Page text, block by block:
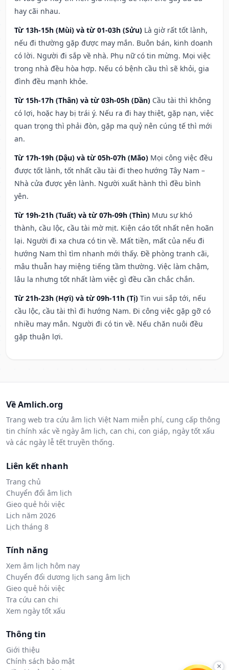
hay cãi nhau.
Từ 13h-15h (Mùi) và từ 01-03h (Sửu) Là giờ rất tốt lành,
nếu đi thường gặp được may mắn. Buôn bán, kinh doanh
có lời. Người đi sắp về nhà. Phụ nữ có tin mừng. Mọi việc
trong nhà đều hòa hợp. Nếu có bệnh cầu thì sẽ khỏi, gia
đình đều mạnh khỏe.
Từ 15h-17h (Thân) và từ 03h-05h (Dần) Cầu tài thì không
có lợi, hoặc hay bị trái ý. Nếu ra đi hay thiệt, gặp nạn, việc
quan trọng thì phải đòn, gặp ma quỷ nên cúng tế thì mới
an.
Từ 17h-19h (Dậu) và từ 05h-07h (Mão) Mọi công việc đều
được tốt lành, tốt nhất cầu tài đi theo hướng Tây Nam –
Nhà cửa được yên lành. Người xuất hành thì đều bình
yên.
Từ 19h-21h (Tuất) và từ 07h-09h (Thìn) Mưu sự khó
thành, cầu lộc, cầu tài mờ mịt. Kiện cáo tốt nhất nên hoãn
lại. Người đi xa chưa có tin về. Mất tiền, mất của nếu đi
hướng Nam thì tìm nhanh mới thấy. Đề phòng tranh cãi,
mâu thuẫn hay miệng tiếng tầm thường. Việc làm chậm,
lâu la nhưng tốt nhất làm việc gì đều cần chắc chắn.
Từ 21h-23h (Hợi) và từ 09h-11h (Tị) Tin vui sắp tới, nếu
cầu lộc, cầu tài thì đi hướng Nam. Đi công việc gặp gỡ có
nhiều may mắn. Người đi có tin về. Nếu chăn nuôi đều
gặp thuận lợi.
Về Amlich.org
Trang web tra cứu âm lịch Việt Nam miễn phí, cung cấp thông
tin chính xác về ngày âm lịch, can chi, con giáp, ngày tốt xấu
và các ngày lễ tết truyền thống.
Liên kết nhanh
Trang chủ
Chuyển đổi âm lịch
Gieo quẻ hỏi việc
Lịch năm 2026
Lịch tháng 8
Tính năng
Xem âm lịch hôm nay
Chuyển đổi dương lịch sang âm lịch
Gieo quẻ hỏi việc
Tra cứu can chi
Xem ngày tốt xấu
Thông tin
Giới thiệu
Chính sách bảo mật
×